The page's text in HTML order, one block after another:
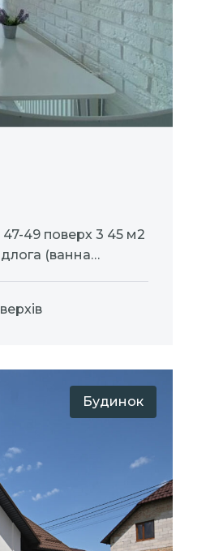
47-49 поверх 3 45 м2
(ванна
шафа,
Будинок